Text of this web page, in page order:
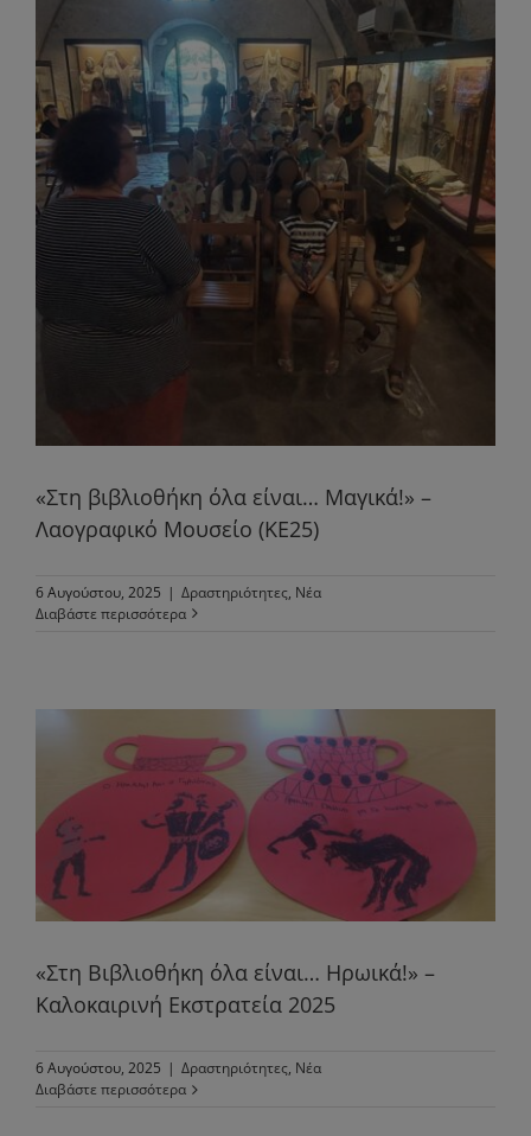
«Στη βιβλιοθήκη όλα είναι… Μαγικά!» –
Λαογραφικό Μουσείο (ΚΕ25)
6 Αυγούστου, 2025 | Δραστηριότητες, Νέα
Διαβάστε περισσότερα
«Στη Βιβλιοθήκη όλα είναι… Ηρωικά!» –
Καλοκαιρινή Εκστρατεία 2025
6 Αυγούστου, 2025 | Δραστηριότητες, Νέα
Διαβάστε περισσότερα